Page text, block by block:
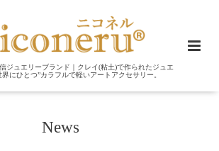
ジュエリーブランド｜クレイ(粘土)で作られたジュエ
界にひとつ”カラフルで軽いアートアクセサリー。
News